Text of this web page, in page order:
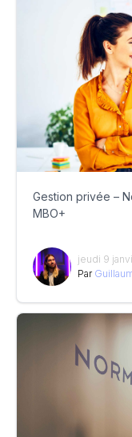
Gestion privée –
MBO+
jeudi 9
Par